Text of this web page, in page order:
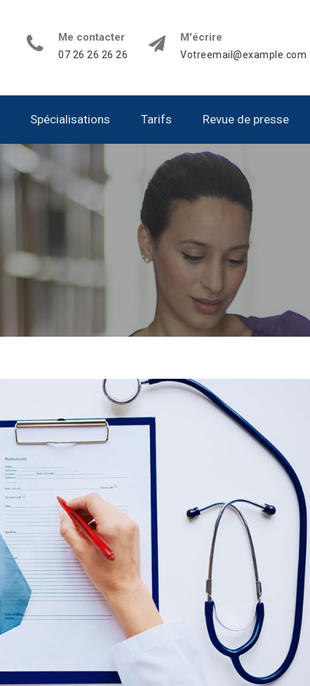
Me contacter
07 26 26 26 26
M'écrire
Votreemail@example.com
Spécialisations Tarifs Revue de presse